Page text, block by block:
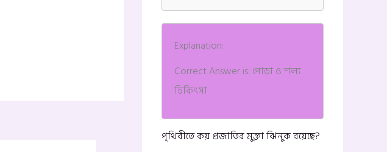
Explanation:
Correct Answer is: পোড়া ও শল্য
চিকিৎসা
পৃথিবীতে কয় প্রজাতির মুক্তা ঝিনুক রয়েছে?